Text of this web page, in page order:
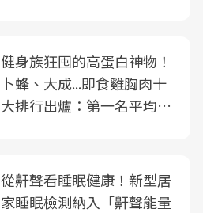
健身族狂囤的高蛋白神物！
卜蜂、大成...即食雞胸肉十
大排行出爐：第一名平均一
從鼾聲看睡眠健康！新型居
家睡眠檢測納入「鼾聲能量